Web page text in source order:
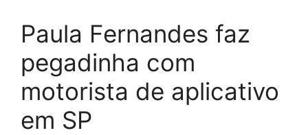
Paula Fernandes faz
pegadinha com
motorista de aplicativo
em SP